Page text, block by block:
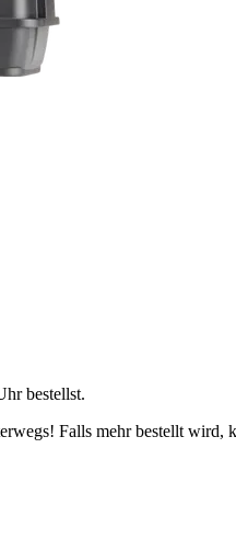
bestellst.
Falls mehr bestellt wird,